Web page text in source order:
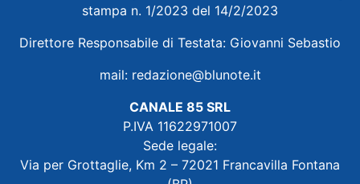
stampa n. 1/2023 del 14/2/2023
Direttore Responsabile di Testata: Giovanni Sebastio
mail: redazione@blunote.it
CANALE 85 SRL
P.IVA 11622971007
Sede legale:
Via per Grottaglie, Km 2 – 72021 Francavilla Fontana